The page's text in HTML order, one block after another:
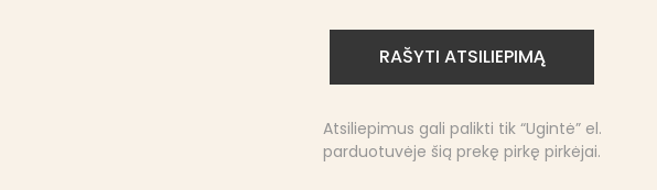
RAŠYTI ATSILIEPIMĄ
Atsiliepimus gali palikti tik “Ugintė” el.
parduotuvėje šią prekę pirkę pirkėjai.